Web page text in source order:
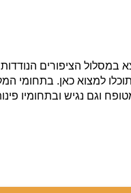
במסלול הציפורים
למצוא כאן. בתחומי
וגם נגיש ובתחומיו